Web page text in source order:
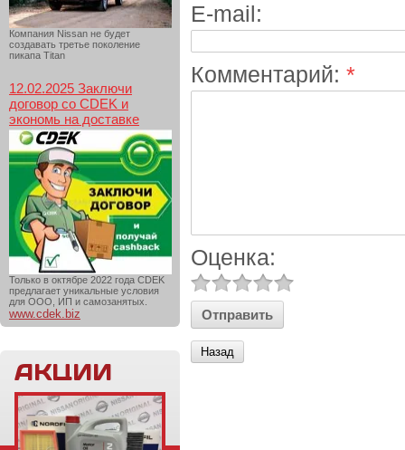
Компания Nissan не будет
создавать третье поколение
пикапа Titan
12.02.2025 Заключи
договор со CDEK и
экономь на доставке
Только в октябре 2022 года CDEK
предлагает уникальные условия
для ООО, ИП и самозанятых.
www.cdek.biz
АКЦИИ
E-mail:
Комментарий: *
Оценка:
Назад